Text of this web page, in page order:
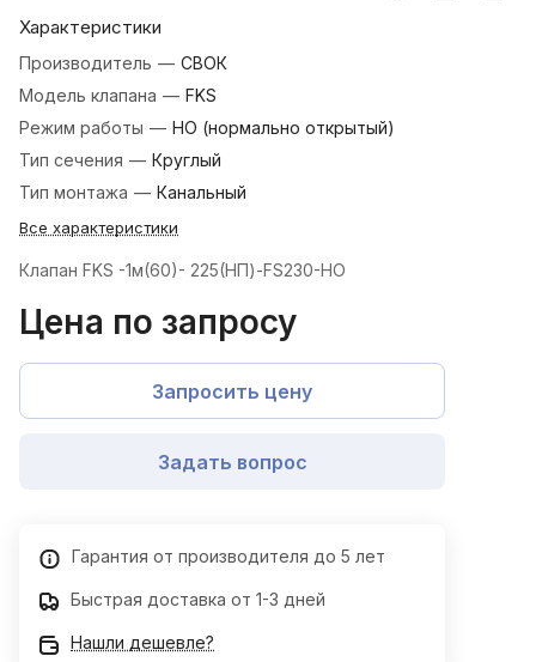
Характеристики
Производитель — СВОК
Модель клапана — FKS
Режим работы — НО (нормально открытый)
Тип сечения — Круглый
Тип монтажа — Канальный
Все характеристики
Клапан FKS -1м(60)- 225(НП)-FS230-НО
Цена по запросу
Запросить цену
Задать вопрос
Гарантия от производителя до 5 лет
Быстрая доставка от 1-3 дней
Нашли дешевле?